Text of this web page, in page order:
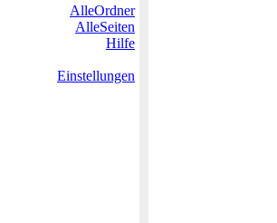
AlleOrdner
AlleSeiten
Hilfe
Einstellungen